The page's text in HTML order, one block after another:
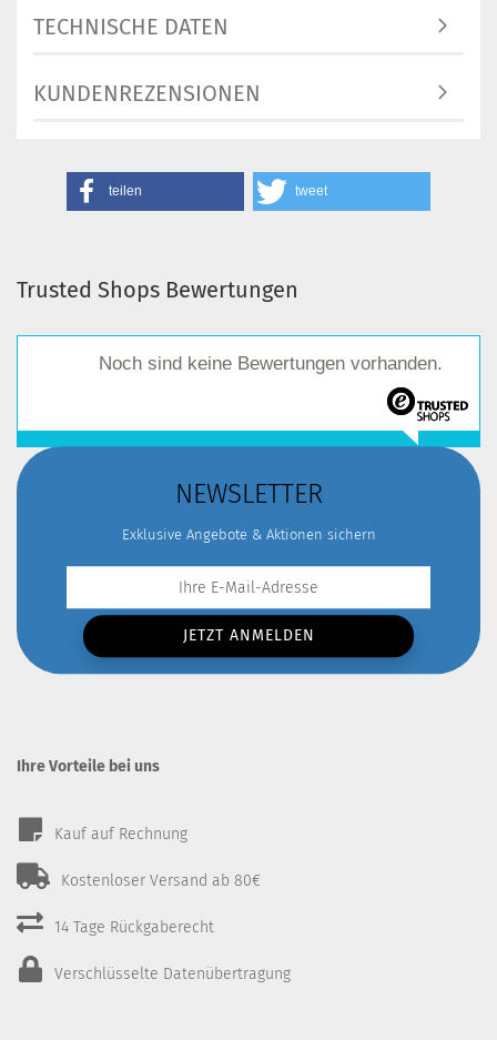
TECHNISCHE DATEN
KUNDENREZENSIONEN
teilen tweet
Trusted Shops Bewertungen
Noch sind keine Bewertungen vorhanden.
NEWSLETTER
Exklusive Angebote & Aktionen sichern
Ihre Vorteile bei uns
Kauf auf Rechnung
Kostenloser Versand ab 80€
14 Tage Rückgaberecht
Verschlüsselte Datenübertragung